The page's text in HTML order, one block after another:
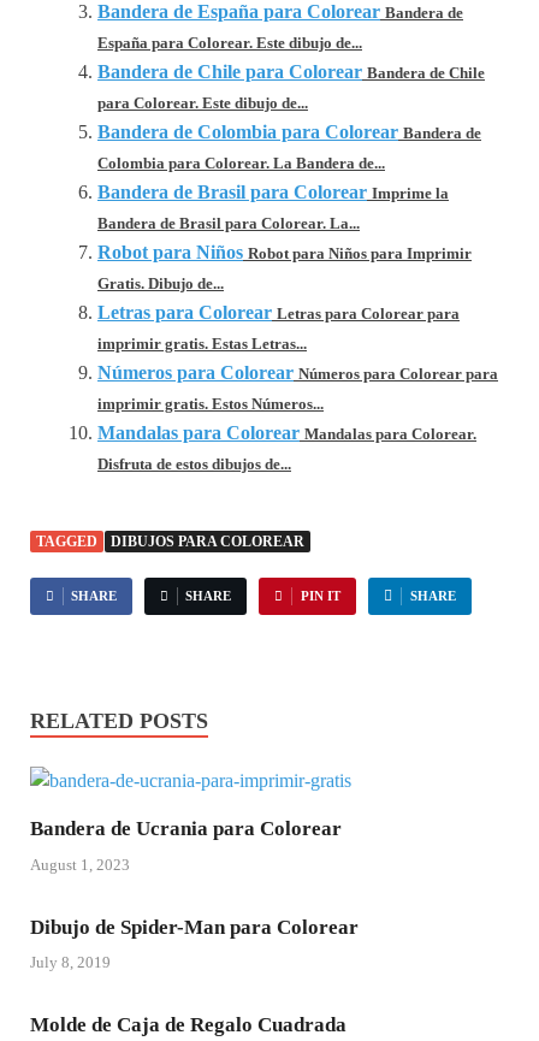
Bandera de España para Colorear Bandera de
España para Colorear. Este dibujo de...
Bandera de Chile para Colorear Bandera de Chile
para Colorear. Este dibujo de...
Bandera de Colombia para Colorear Bandera de
Colombia para Colorear. La Bandera de...
Bandera de Brasil para Colorear Imprime la
Bandera de Brasil para Colorear. La...
Robot para Niños Robot para Niños para Imprimir
Gratis. Dibujo de...
Letras para Colorear Letras para Colorear para
imprimir gratis. Estas Letras...
Números para Colorear Números para Colorear para
imprimir gratis. Estos Números...
Mandalas para Colorear Mandalas para Colorear.
Disfruta de estos dibujos de...
TAGGED DIBUJOS PARA COLOREAR
SHARE SHARE PIN IT SHARE
RELATED POSTS
Bandera de Ucrania para Colorear
August 1, 2023
Dibujo de Spider-Man para Colorear
July 8, 2019
Molde de Caja de Regalo Cuadrada